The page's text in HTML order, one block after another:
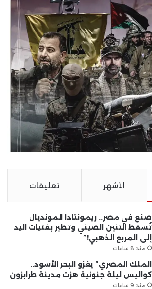
الأشهر تعليقات
صنع في مصر.. ريمونتادا المونديال
تُسقط التنين الصيني وتطير بفتيات اليد
إلى المربع الذهبي!”
منذ 8 ساعات
الملك المصري” يغزو البحر الأسود..
كواليس ليلة جنونية هزت مدينة طرابزون
منذ 9 ساعات